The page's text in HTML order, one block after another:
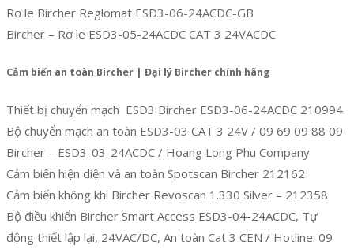
Rơ le Bircher Reglomat ESD3-06-24ACDC-GB
Bircher – Rơ le ESD3-05-24ACDC CAT 3 24VACDC
Cảm biến an toàn Bircher | Đại lý Bircher chính hãng
Thiết bị chuyển mạch ESD3 Bircher ESD3-06-24ACDC 210994
Bộ chuyển mạch an toàn ESD3-03 CAT 3 24V / 09 69 09 88 09
Bircher – ESD3-03-24ACDC / Hoang Long Phu Company
Cảm biến hiện diện và an toàn Spotscan Bircher 212162
Cảm biến không khí Bircher Revoscan 1.330 Silver – 212358
Bộ điều khiển Bircher Smart Access ESD3-04-24ACDC, Tự
động thiết lập lại, 24VAC/DC, An toàn Cat 3 CEN / Hotline: 09